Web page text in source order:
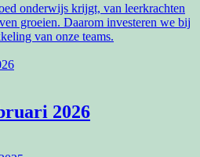
onderwijs krijgt, van leerkrachten
groeien. Daarom investeren we bij
van onze teams.
2026